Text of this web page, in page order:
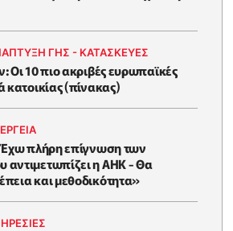
ΓΗΣ - ΚΑΤΑΣΚΕΥΕΣ
Οι 10 πιο ακριβές ευρωπαϊκές
κατοικίας (πίνακας)
πλήρη επίγνωση των
η ΑΗΚ - Θα
και μεθοδικότητα»